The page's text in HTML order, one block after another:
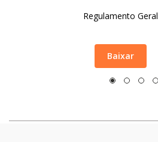
Regulamento Geral
Baixar